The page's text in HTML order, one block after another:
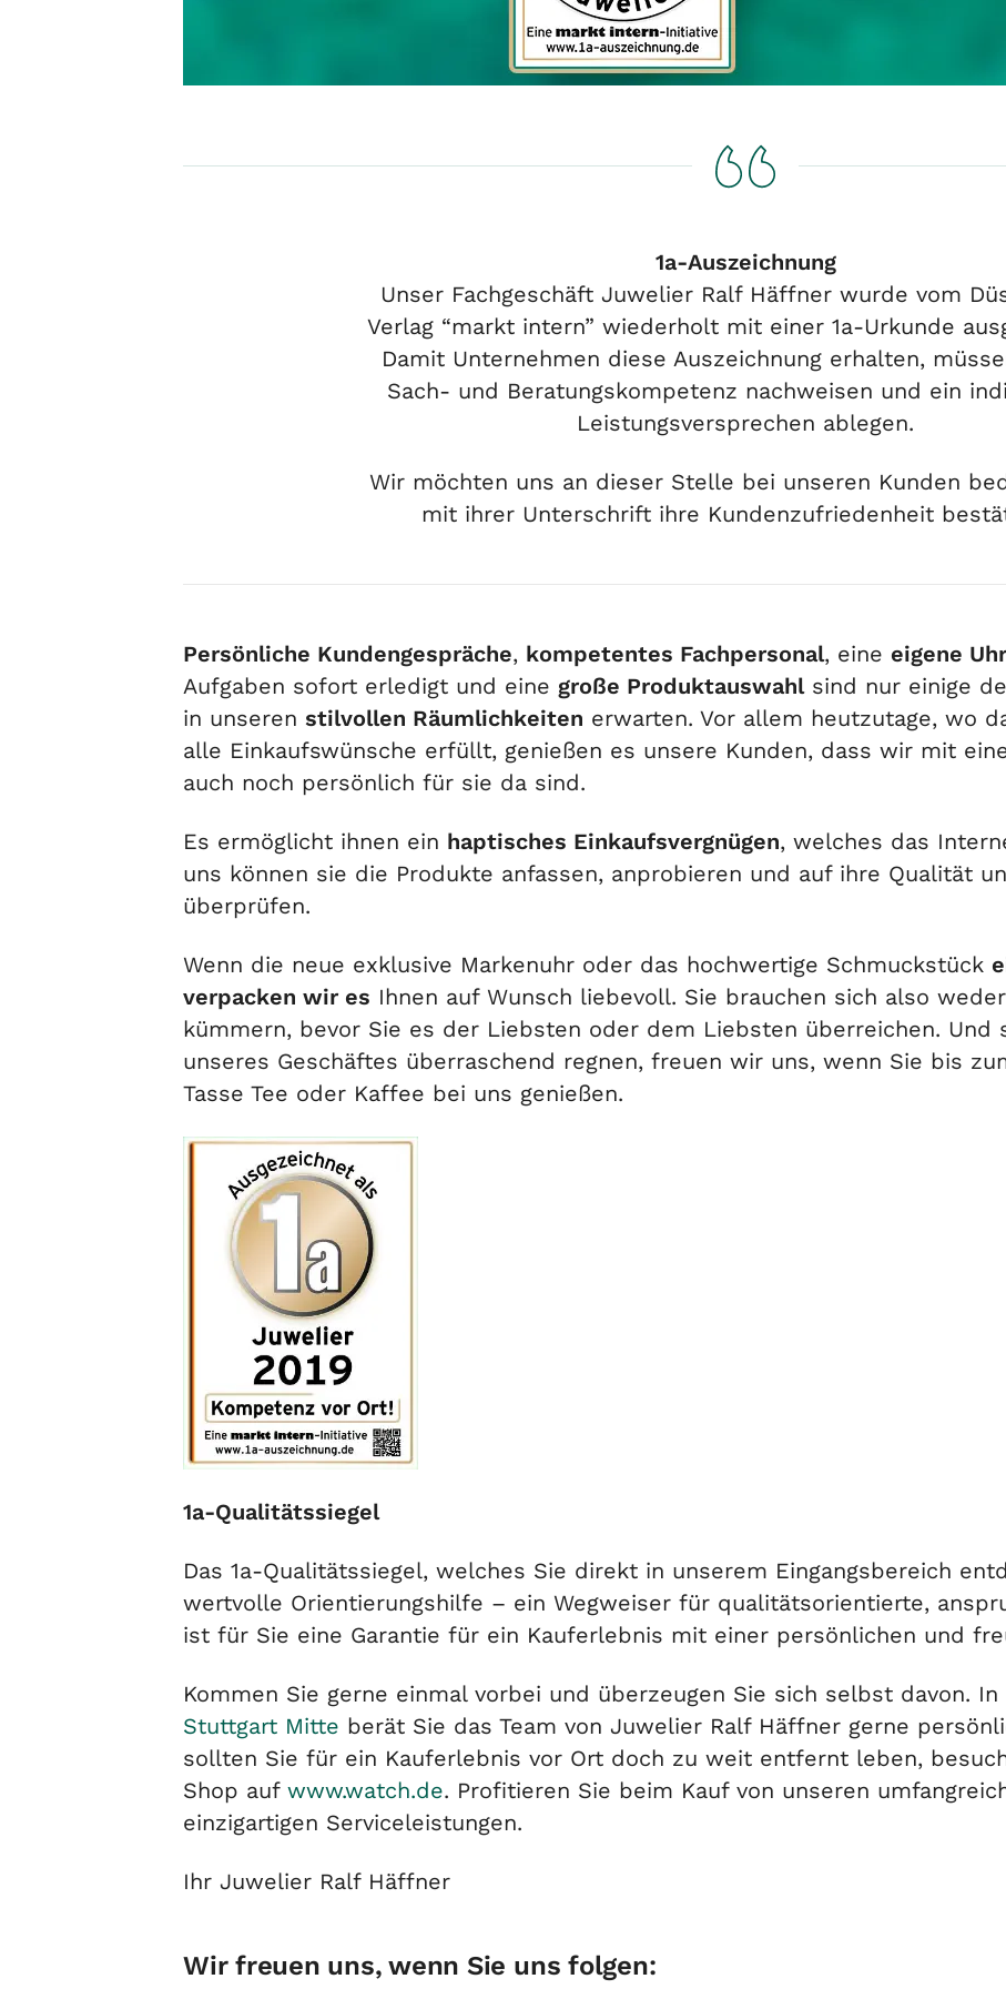
1a-Auszeichnung
Unser Fachgeschäft Juwelier Ralf Häffner wurde vom
Verlag “markt intern” wiederholt mit einer 1a-Urkunde
Damit Unternehmen diese Auszeichnung erhalten,
Sach- und Beratungskompetenz nachweisen und ein
Leistungsversprechen ablegen.
Wir möchten uns an dieser Stelle bei unseren Kunden
mit ihrer Unterschrift ihre Kundenzufriedenheit
Persönliche Kundengespräche, kompetentes Fachpersonal, eine eigene
Aufgaben sofort erledigt und eine große Produktauswahlsind nur einige
in unseren stilvollen Räumlichkeiten erwarten. Vor allem heutzutage, wo
alle Einkaufswünsche erfüllt, genießen es unsere Kunden, dass wir mit
auch noch persönlich für sie da sind.
Es ermöglicht ihnen ein haptisches Einkaufsvergnügen, welches das
uns können sie die Produkte anfassen, anprobieren und auf ihre Qualität
überprüfen.
Wenn die neue exklusive Markenuhr oder das hochwertige Schmuckstück
verpacken wir es Ihnen auf Wunsch liebevoll. Sie brauchen sich also
kümmern, bevor Sie es der Liebsten oder dem Liebsten überreichen. Und
unseres Geschäftes überraschend regnen, freuen wir uns, wenn Sie bis
Tasse Tee oder Kaffee bei uns genießen.
1a-Qualitätssiegel
Das 1a-Qualitätssiegel, welches Sie direkt in unserem Eingangsbereich
wertvolle Orientierungshilfe – ein Wegweiser für qualitätsorientierte,
ist für Sie eine Garantie für ein Kauferlebnis mit einer persönlichen und
Kommen Sie gerne einmal vorbei und überzeugen Sie sich selbst davon. In
Stuttgart Mitte berät Sie das Team von Juwelier Ralf Häffner gerne
sollten Sie für ein Kauferlebnis vor Ort doch zu weit entfernt leben,
Shop auf www.watch.de. Profitieren Sie beim Kauf von unseren
einzigartigen Serviceleistungen.
Ihr Juwelier Ralf Häffner
Wir freuen uns, wenn Sie uns folgen: